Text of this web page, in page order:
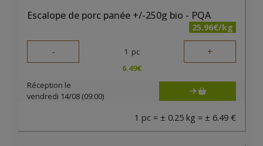
Escalope de porc panée +/-250g bio - PQA
25.96€/kg
- 1 pc +
6.49€
Réception le
vendredi 14/08 (09:00)
1 pc = ± 0.25 kg = ± 6.49 €